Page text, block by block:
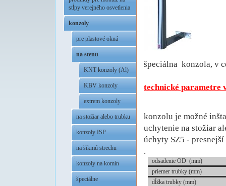
stĺpy verejného osvetlenia
konzoly
pre plastové okná
na stenu
KNT konzoly (Al)
KBV konzoly
extrem konzoly
na stožiar alebo trubku
konzoly ISP
na šikmú strechu
konzoly na komín
špeciálne
špeciálna konzola, v
technické parametre
konzolu je možné
uchytenie na stožiar
úchyty SZ5 -
.
odsadenie OD (mm)
priemer trubky (mm)
dĺžka trubky (mm)